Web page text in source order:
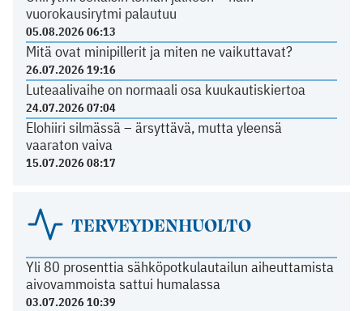
vuorokausirytmi palautuu
05.08.2026 06:13
Mitä ovat minipillerit ja miten ne vaikuttavat?
26.07.2026 19:16
Luteaalivaihe on normaali osa kuukautiskiertoa
24.07.2026 07:04
Elohiiri silmässä – ärsyttävä, mutta yleensä
vaaraton vaiva
15.07.2026 08:17
TERVEYDENHUOLTO
Yli 80 prosenttia sähköpotkulautailun aiheuttamista
aivovammoista sattui humalassa
03.07.2026 10:39